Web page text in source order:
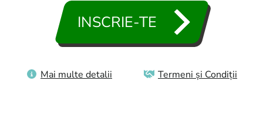
Aleg oferta de cazare mai tarziu
INSCRIE-TE
Mai multe detalii Termeni și Condiții